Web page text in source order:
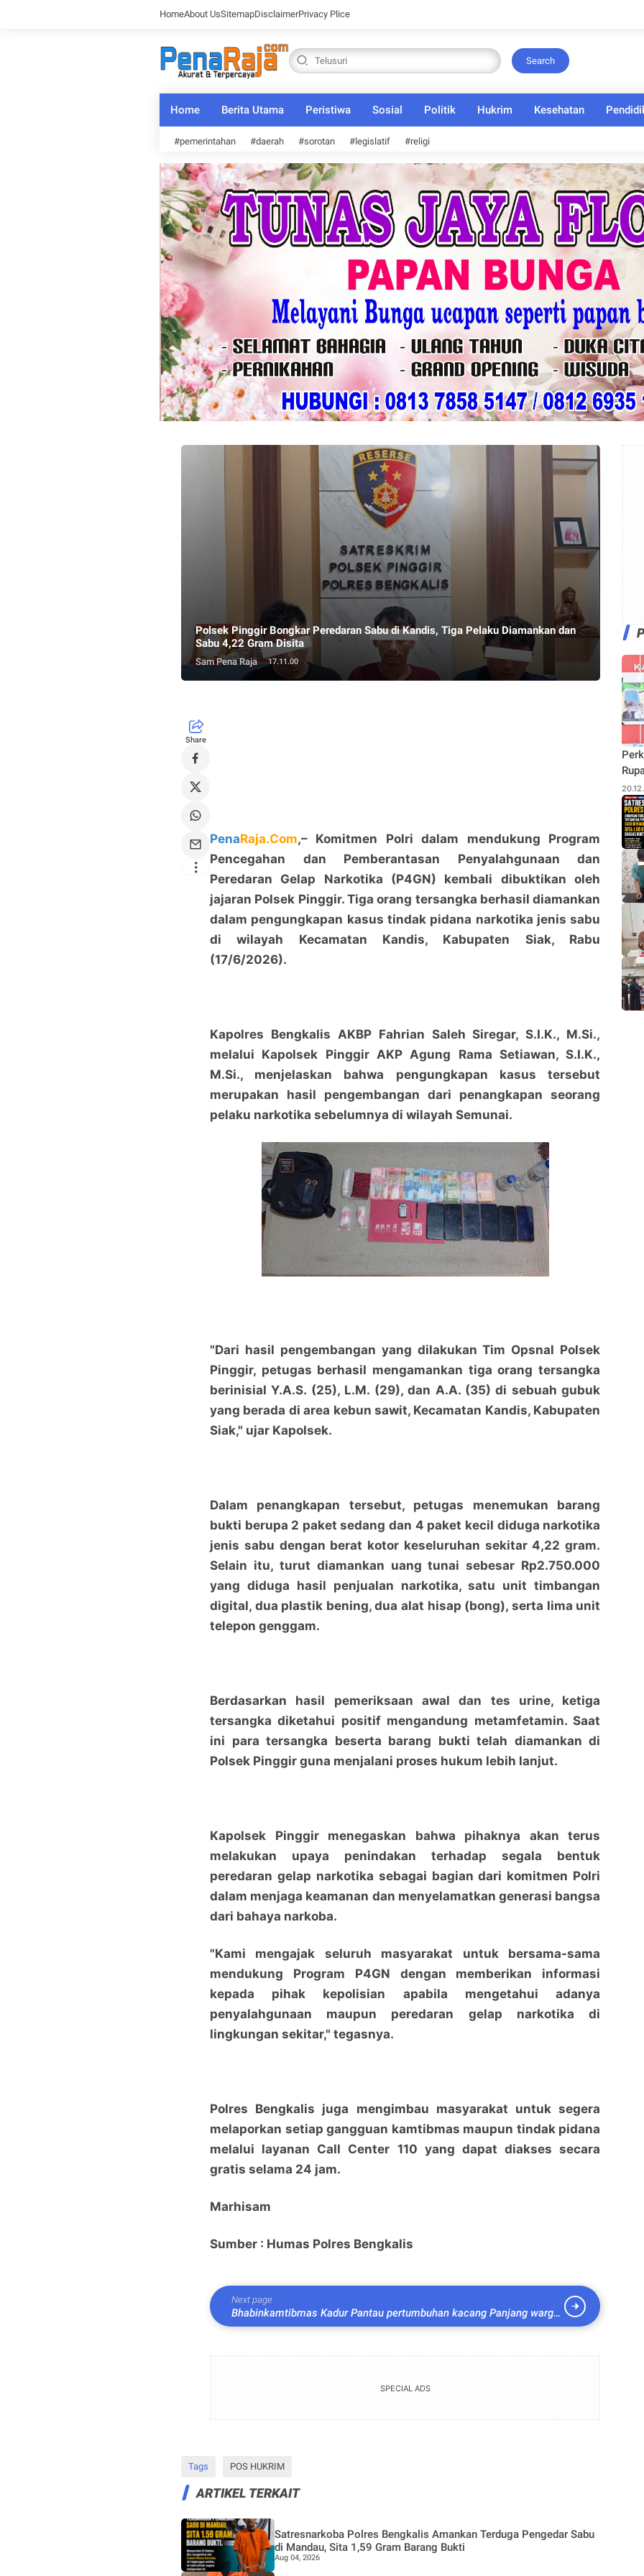
HomeAbout UsSitemapDisclaimerPrivacy Plice
Search
Home Berita Utama Peristiwa Sosial Politik Hukrim Kesehatan
#pemerintahan #daerah #sorotan #legislatif #religi
Polsek Pinggir Bongkar Peredaran Sabu di Kandis, Tiga Pelaku Diamankan dan
Sabu 4,22 Gram Disita
Sam Pena Raja 17.11.00
Share
Polsek Pinggir Bongkar Peredaran Sabu di Kandis,
Tiga Pelaku Diamankan dan Sabu 4,22 Gram Disita
penaraja.com
Bagikan ke media lain
PenaRaja.Com,– Komitmen Polri dalam mendukung Program
Pencegahan dan Pemberantasan Penyalahgunaan dan
Peredaran Gelap Narkotika (P4GN) kembali dibuktikan oleh
jajaran Polsek Pinggir. Tiga orang tersangka berhasil diamankan
dalam pengungkapan kasus tindak pidana narkotika jenis sabu
di wilayah Kecamatan Kandis, Kabupaten Siak, Rabu
(17/6/2026).
Kapolres Bengkalis AKBP Fahrian Saleh Siregar, S.I.K., M.Si.,
melalui Kapolsek Pinggir AKP Agung Rama Setiawan, S.I.K.,
M.Si., menjelaskan bahwa pengungkapan kasus tersebut
merupakan hasil pengembangan dari penangkapan seorang
pelaku narkotika sebelumnya di wilayah Semunai.
"Dari hasil pengembangan yang dilakukan Tim Opsnal Polsek
Pinggir, petugas berhasil mengamankan tiga orang tersangka
berinisial Y.A.S. (25), L.M. (29), dan A.A. (35) di sebuah gubuk
yang berada di area kebun sawit, Kecamatan Kandis, Kabupaten
Siak," ujar Kapolsek.
Dalam penangkapan tersebut, petugas menemukan barang
bukti berupa 2 paket sedang dan 4 paket kecil diduga narkotika
jenis sabu dengan berat kotor keseluruhan sekitar 4,22 gram.
Selain itu, turut diamankan uang tunai sebesar Rp2.750.000
yang diduga hasil penjualan narkotika, satu unit timbangan
digital, dua plastik bening, dua alat hisap (bong), serta lima unit
telepon genggam.
Berdasarkan hasil pemeriksaan awal dan tes urine, ketiga
tersangka diketahui positif mengandung metamfetamin. Saat
ini para tersangka beserta barang bukti telah diamankan di
Polsek Pinggir guna menjalani proses hukum lebih lanjut.
Kapolsek Pinggir menegaskan bahwa pihaknya akan terus
melakukan upaya penindakan terhadap segala bentuk
peredaran gelap narkotika sebagai bagian dari komitmen Polri
dalam menjaga keamanan dan menyelamatkan generasi bangsa
dari bahaya narkoba.
"Kami mengajak seluruh masyarakat untuk bersama-sama
mendukung Program P4GN dengan memberikan informasi
kepada pihak kepolisian apabila mengetahui adanya
penyalahgunaan maupun peredaran gelap narkotika di
lingkungan sekitar," tegasnya.
Polres Bengkalis juga mengimbau masyarakat untuk segera
melaporkan setiap gangguan kamtibmas maupun tindak pidana
melalui layanan Call Center 110 yang dapat diakses secara
gratis selama 24 jam.
Marhisam
Sumber : Humas Polres Bengkalis
Next page
Bhabinkamtibmas Kadur Pantau pertumbuhan kacang Panjang warga
bentuk kepedulian ketahanan pangan
SPECIAL ADS
Tags POS HUKRIM
Polsek Pinggir Bongkar Peredaran Sabu di Kandis,
Tiga Pelaku Diamankan dan Sabu 4,22 Gram Disita
penaraja.com
Bagikan ke media lain
ARTIKEL TERKAIT
Satresnarkoba Polres Bengkalis Amankan Terduga Pengedar Sabu
di Mandau, Sita 1,59 Gram Barang Bukti
Aug 04, 2026
Rhu